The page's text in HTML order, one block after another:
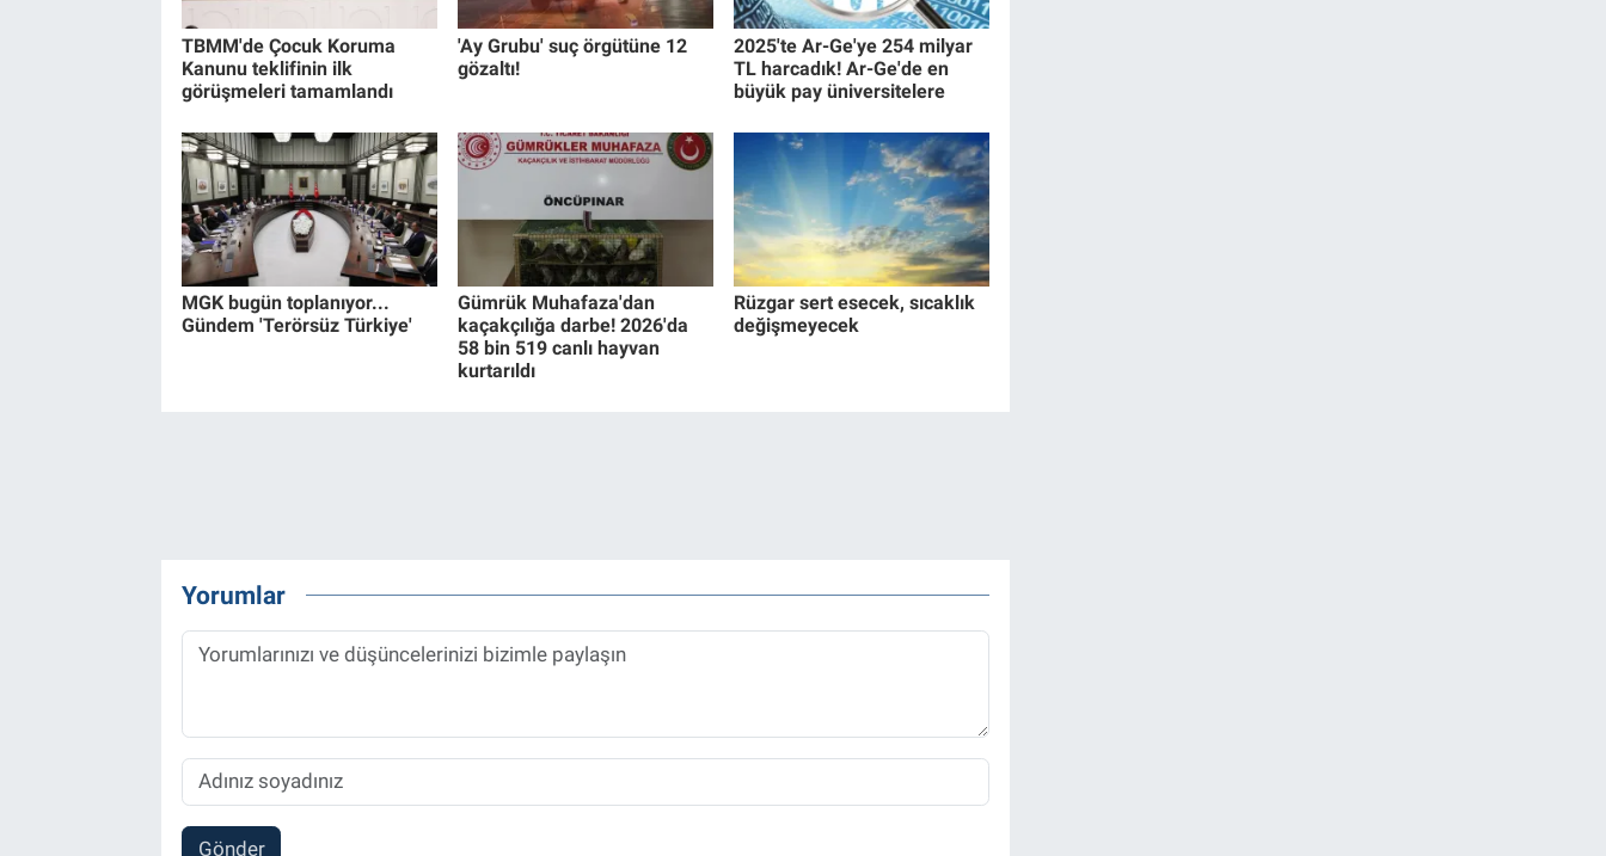
TBMM'de Çocuk Koruma
Kanunu teklifinin ilk
görüşmeleri tamamlandı
'Ay Grubu' suç örgütüne 12
gözaltı!
2025'te Ar-Ge'ye 254 milyar
TL harcadık! Ar-Ge'de en
büyük pay üniversitelere
MGK bugün toplanıyor...
Gündem 'Terörsüz Türkiye'
Gümrük Muhafaza'dan
kaçakçılığa darbe! 2026'da
58 bin 519 canlı hayvan
kurtarıldı
Rüzgar sert esecek, sıcaklık
değişmeyecek
Yorumlar
Gönder